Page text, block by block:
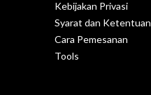
Kebijakan Privasi
Syarat dan Ketentuan
Cara Pemesanan
Tools